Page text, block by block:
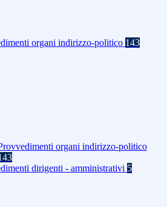
organi indirizzo-politico 143
organi indirizzo-politico
dirigenti - amministrativi 5